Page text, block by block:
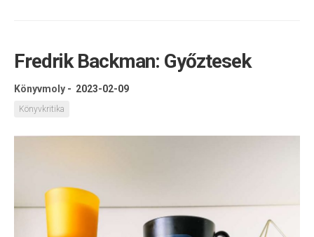
Kapcsolat
Olvasó sarok
Könyveim
Rólam
Fredrik Backman: Győztesek
Könyvmoly - 2023-02-09
Könyvkritika